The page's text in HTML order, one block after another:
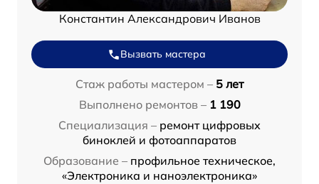
Константин Александрович Иванов
Вызвать мастера
Стаж работы мастером – 5 лет
Выполнено ремонтов – 1 190
Специализация – ремонт цифровых
биноклей и фотоаппаратов
Образование – профильное техническое,
«Электроника и наноэлектроника»